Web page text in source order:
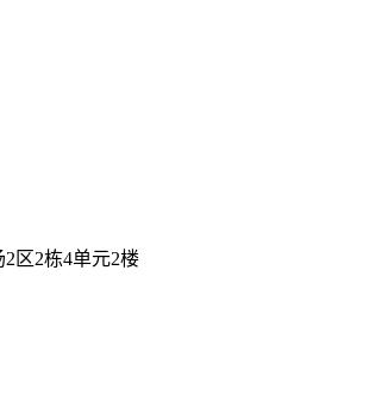
区2栋4单元2楼